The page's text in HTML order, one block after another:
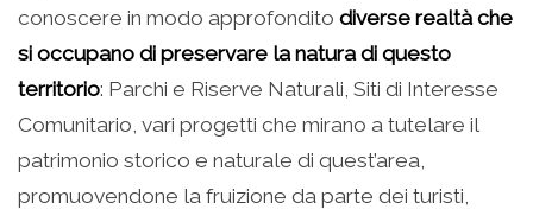
conoscere in modo approfondito diverse realtà che
si occupano di preservare la natura di questo
territorio: Parchi e Riserve Naturali, Siti di Interesse
Comunitario, vari progetti che mirano a tutelare il
patrimonio storico e naturale di quest’area,
promuovendone la fruizione da parte dei turisti,